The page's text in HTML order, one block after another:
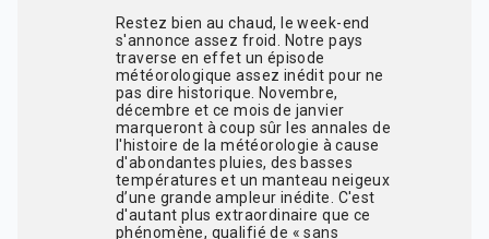
Restez bien au chaud, le week-end
s'annonce assez froid. Notre pays
traverse en effet un épisode
météorologique assez inédit pour ne
pas dire historique. Novembre,
décembre et ce mois de janvier
marqueront à coup sûr les annales de
l'histoire de la météorologie à cause
d'abondantes pluies, des basses
températures et un manteau neigeux
d’une grande ampleur inédite. C'est
d'autant plus extraordinaire que ce
phénomène, qualifié de « sans